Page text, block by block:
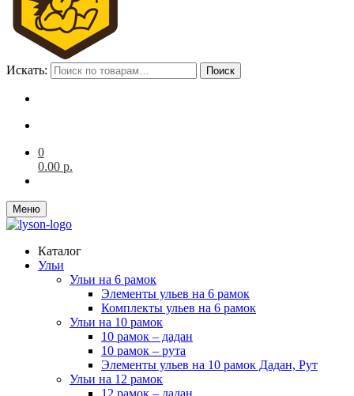
Искать: Поиск
0
0.00 р.
Меню
Каталог
Ульи
Ульи на 6 рамок
Элементы ульев на 6 рамок
Комплекты ульев на 6 рамок
Ульи на 10 рамок
10 рамок – дадан
10 рамок – рута
Элементы ульев на 10 рамок Дадан, Рут
Ульи на 12 рамок
12 рамок – дадан